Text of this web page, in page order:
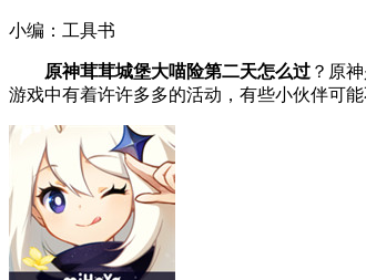
小编： 工具书
原神茸茸城堡大喵险第二天怎么过 ？原
游戏中有着许许多多的活动，有些小伙伴可